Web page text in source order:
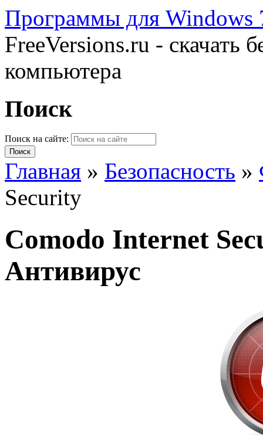
Программы для Windows
FreeVersions.ru - скачать
компьютера
Поиск
Поиск на сайте:
Главная » Безопасность »
Security
Comodo Internet
Антивирус